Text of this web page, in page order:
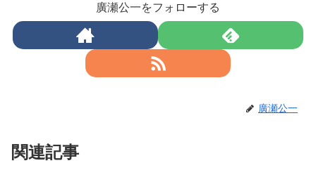
廣瀬公一をフォローする
廣瀬公一
関連記事